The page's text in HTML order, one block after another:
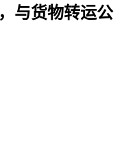
与货物转运公